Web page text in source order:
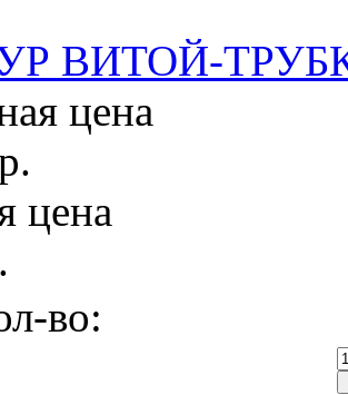
ВИТОЙ-
цена
цена
во: